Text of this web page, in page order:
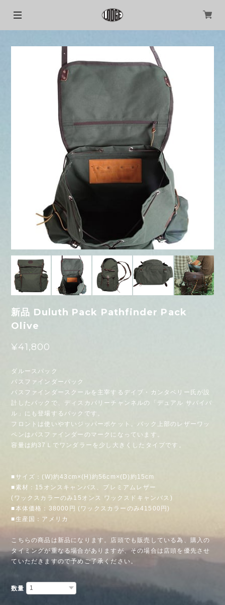
新品 Duluth Pack Pathfinder Pack
Olive
¥41,800
ダルースパック
パスファインダーパック
パスファインダースクールを主宰するデイブ・カンタベリー氏が設
計したバックで、ディスカバリーチャンネルの「デュアル サバイバ
ル」にも登場するバックです。
フロントは使いやすいジッパーポケット。バック上部のレザーワッ
ペンはパスファインダーのマークになっています。
容量は約37Ｌでワンダラーを少し大きくしたタイプです。
■サイズ：(W)約43cm×(H)約56cm×(D)約15cm
■素材：15オンスキャンバス、プレミアムレザー
(ワックスカラーのみ15オンス ワックスドキャンバス)
■本体価格：38000円 (ワックスカラーのみ41500円)
■生産国：アメリカ
こちらの商品は新品になります。店頭でも販売している為、購入の
タイミングが重なる場合がありますが、その場合は店頭を優先させ
ていただきますので予めご了承ください。
数量